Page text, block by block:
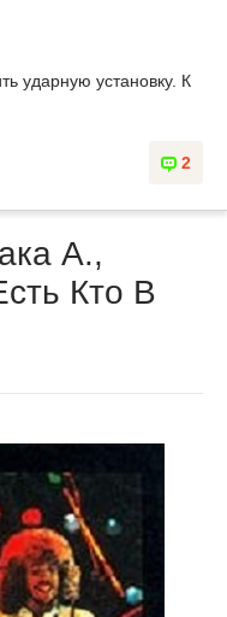
ударную установку. К
2
А.,
Кто В